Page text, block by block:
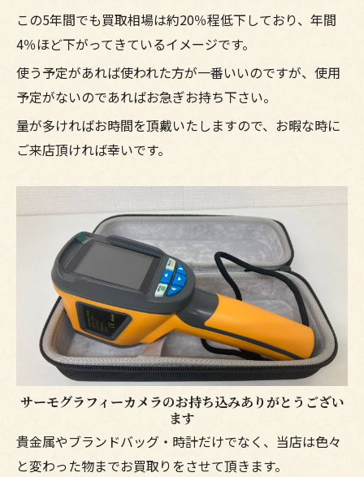
この5年間でも買取相場は約20％程低下しており、年間
4％ほど下がってきているイメージです。
使う予定があれば使われた方が一番いいのですが、使用
予定がないのであればお急ぎお持ち下さい。
量が多ければお時間を頂戴いたしますので、お暇な時に
ご来店頂ければ幸いです。
サーモグラフィーカメラのお持ち込みありがとうござい
ます
貴金属やブランドバッグ・時計だけでなく、当店は色々
と変わった物までお買取りをさせて頂きます。